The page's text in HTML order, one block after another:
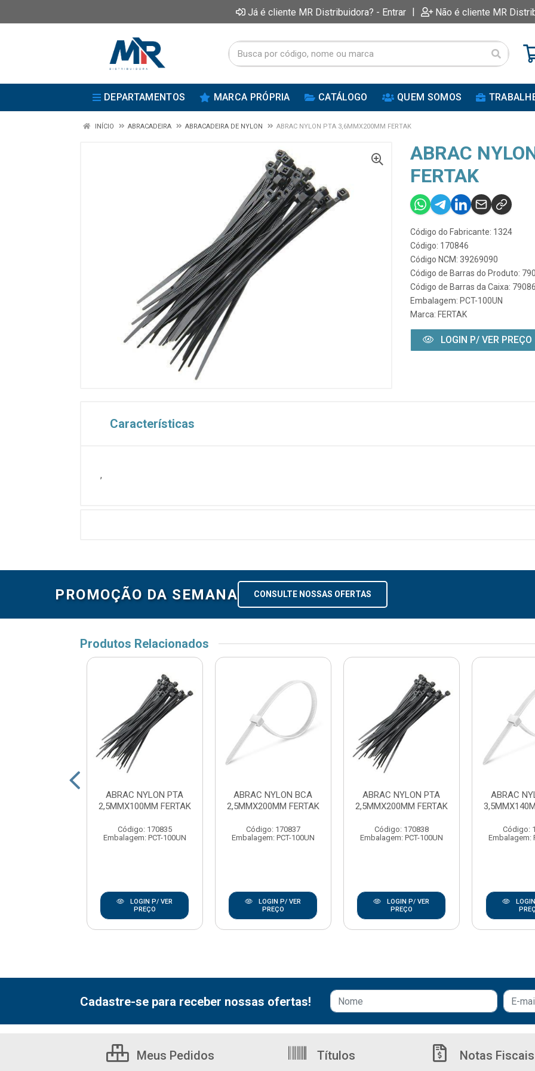
Já é cliente MR Distribuidora? - Entrar | Não é cliente MR
DEPARTAMENTOS MARCA PRÓPRIA CATÁLOGO QUEM SOMOS
INÍCIO ABRACADEIRA ABRACADEIRA DE NYLON ABRAC NYLON PTA 3,6MMX200MM FERTAK
ABRAC
FERTAK
Código do Fabricante: 1324
Código: 170846
Código NCM: 39269090
Código de Barras do Produto:
Código de Barras da Caixa:
Embalagem: PCT-100UN
Marca: FERTAK
LOGIN P/ VER PREÇO
Características
,
PROMOÇÃO DA SEMANA CONSULTE NOSSAS OFERTAS
Produtos Relacionados
ABRAC NYLON PTA
2,5MMX100MM FERTAK
Código: 170835
Embalagem: PCT-100UN
LOGIN P/ VER
PREÇO
ABRAC NYLON BCA
2,5MMX200MM FERTAK
Código: 170837
Embalagem: PCT-100UN
LOGIN P/ VER
PREÇO
ABRAC NYLON PTA
2,5MMX200MM FERTAK
Código: 170838
Embalagem: PCT-100UN
LOGIN P/ VER
PREÇO
ABRAC
Código:
Embalagem:
Cadastre-se para receber nossas ofertas!
Meus Pedidos Títulos Notas Fiscais